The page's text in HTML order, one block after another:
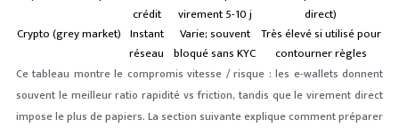
crédit
virement 5-10 j
direct)
Crypto (grey market) Instant
réseau
Varie; souvent
bloqué sans KYC
Très élevé si utilisé pour
contourner règles
Ce tableau montre le compromis vitesse / risque : les e‑wallets donnent
souvent le meilleur ratio rapidité vs friction, tandis que le virement direct
impose le plus de papiers. La section suivante explique comment préparer